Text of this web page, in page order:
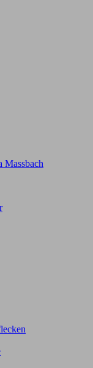
Massbach